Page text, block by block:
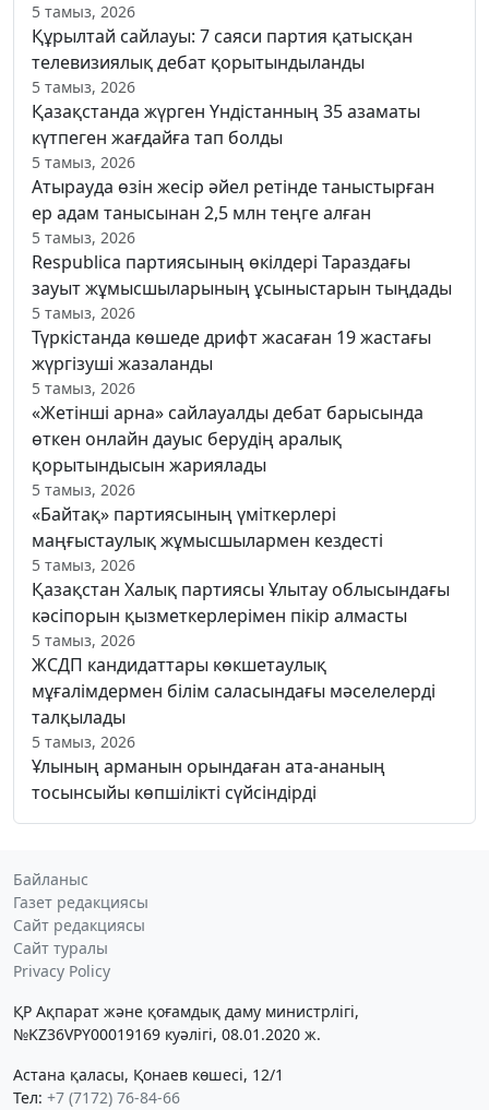
5 тамыз, 2026
Құрылтай сайлауы: 7 саяси партия қатысқан
телевизиялық дебат қорытындыланды
5 тамыз, 2026
Қазақстанда жүрген Үндістанның 35 азаматы
күтпеген жағдайға тап болды
5 тамыз, 2026
Атырауда өзін жесір әйел ретінде таныстырған
ер адам танысынан 2,5 млн теңге алған
5 тамыз, 2026
Respublica партиясының өкілдері Тараздағы
зауыт жұмысшыларының ұсыныстарын тыңдады
5 тамыз, 2026
Түркістанда көшеде дрифт жасаған 19 жастағы
жүргізуші жазаланды
5 тамыз, 2026
«Жетінші арна» сайлауалды дебат барысында
өткен онлайн дауыс берудің аралық
қорытындысын жариялады
5 тамыз, 2026
«Байтақ» партиясының үміткерлері
маңғыстаулық жұмысшылармен кездесті
5 тамыз, 2026
Қазақстан Халық партиясы Ұлытау облысындағы
кәсіпорын қызметкерлерімен пікір алмасты
5 тамыз, 2026
ЖСДП кандидаттары көкшетаулық
мұғалімдермен білім саласындағы мәселелерді
талқылады
5 тамыз, 2026
Ұлының арманын орындаған ата-ананың
тосынсыйы көпшілікті сүйсіндірді
Байланыс
Газет редакциясы
Сайт редакциясы
Сайт туралы
Privacy Policy
ҚР Ақпарат және қоғамдық даму министрлігі,
№KZ36VPY00019169 куәлігі, 08.01.2020 ж.
Астана қаласы, Қонаев көшесі, 12/1
Тел: +7 (7172) 76-84-66